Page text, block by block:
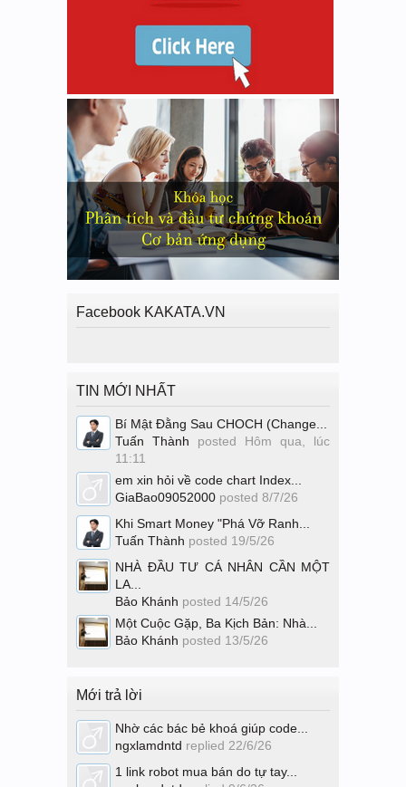
Facebook KAKATA.VN
TIN MỚI NHẤT
Bí Mật Đằng Sau CHOCH (Change...
Tuấn Thành posted Hôm qua, lúc
11:11
em xin hỏi về code chart Index...
GiaBao09052000 posted 8/7/26
Khi Smart Money "Phá Vỡ Ranh...
Tuấn Thành posted 19/5/26
NHÀ ĐẦU TƯ CÁ NHÂN CẦN MỘT
LA...
Bảo Khánh posted 14/5/26
Một Cuộc Gặp, Ba Kịch Bản: Nhà...
Bảo Khánh posted 13/5/26
Mới trả lời
Nhờ các bác bẻ khoá giúp code...
ngxlamdntd replied 22/6/26
1 link robot mua bán do tự tay...